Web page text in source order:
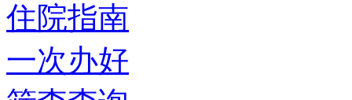
住院指南
一次办好